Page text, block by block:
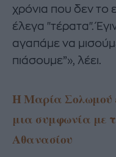
χρόνια που δεν το
έλεγα "τέρατα".
αγαπάμε να
πιάσουμε”», λέει.
Η Μαρία Σολωμού
μια συμφωνία με
Αθανασίου